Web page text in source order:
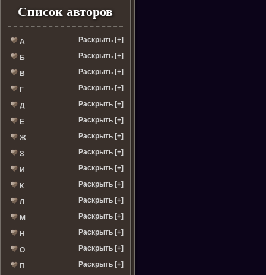
Список авторов
А Раскрыть [+]
Б Раскрыть [+]
В Раскрыть [+]
Г Раскрыть [+]
Д Раскрыть [+]
Е Раскрыть [+]
Ж Раскрыть [+]
З Раскрыть [+]
И Раскрыть [+]
К Раскрыть [+]
Л Раскрыть [+]
М Раскрыть [+]
Н Раскрыть [+]
О Раскрыть [+]
П Раскрыть [+]